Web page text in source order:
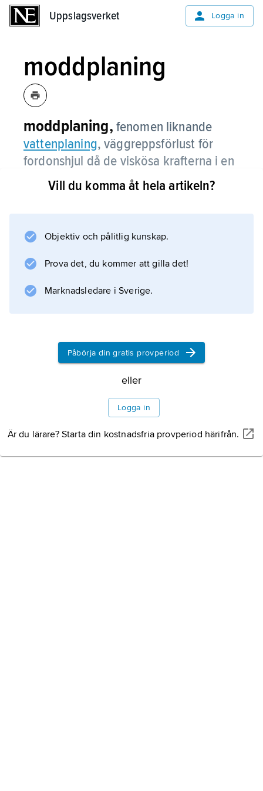
Uppslagsverket Logga in
moddplaning
moddplaning, fenomen liknande
vattenplaning, väggreppsförlust för
fordonshjul då de viskösa krafterna i en
tunn film av vattenblandad snö, lera e.d.
hindrar däckets mönsterklackar att få
Moddplaning kan ske även om låg fart och
Framhjulsspåren skyddar då sämre mot
bakhjulsplaning. Jämför
Information om artikeln
Vill du komma åt hela artikeln?
Objektiv och pålitlig kunskap.
Prova det, du kommer att gilla det!
Marknadsledare i Sverige.
Påbörja din gratis provperiod
eller
Logga in
Är du lärare? Starta din kostnadsfria provperiod härifrån.